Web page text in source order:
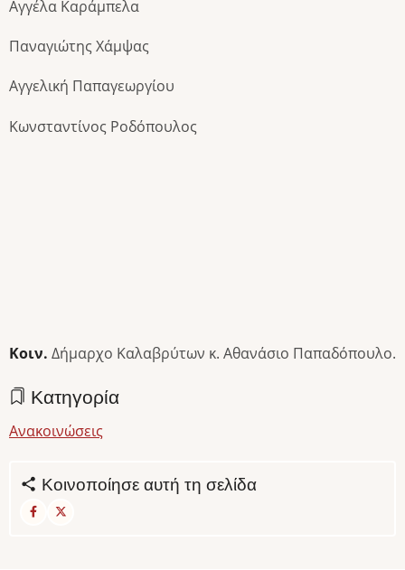
Αγγέλα Καράμπελα
Παναγιώτης Χάμψας
Αγγελική Παπαγεωργίου
Κωνσταντίνος Ροδόπουλος
Κοιν. Δήμαρχο Καλαβρύτων κ. Αθανάσιο Παπαδόπουλο.
Κατηγορία
Ανακοινώσεις
Κοινοποίησε αυτή τη σελίδα